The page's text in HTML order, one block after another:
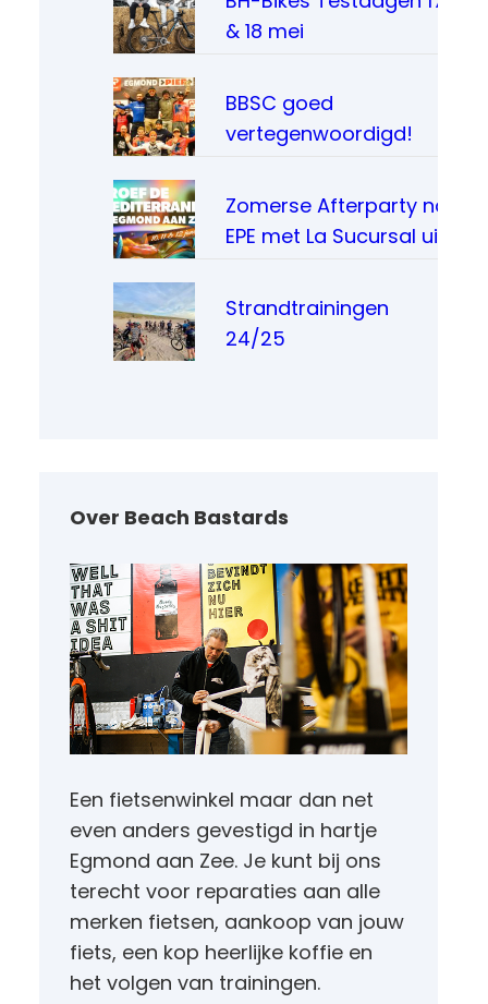
& 18 mei
BBSC goed
vertegenwoordigd!
Zomerse Afterparty na
EPE met La Sucursal uit
Strandtrainingen
24/25
Over Beach Bastards
Een fietsenwinkel maar dan net
even anders gevestigd in hartje
Egmond aan Zee. Je kunt bij ons
terecht voor reparaties aan alle
merken fietsen, aankoop van jouw
fiets, een kop heerlijke koffie en
het volgen van trainingen.